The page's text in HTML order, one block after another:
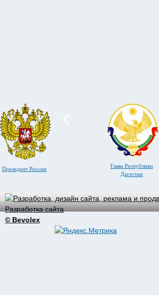
Президент России
Глава Республики
Дагестан
Разработка сайта
© Bevolex